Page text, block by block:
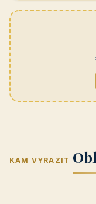
KAM VYRAZIT
kraj)
Zlínský